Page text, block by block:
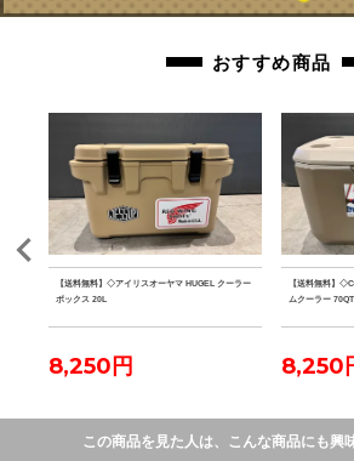
おすすめ商品
【送料無料】◇アイリスオーヤマ HUGEL クーラー
ボックス 20L
8,250円
【送料無料】
ムクーラー
8,250
この商品を見た人は、こんな商品にも興